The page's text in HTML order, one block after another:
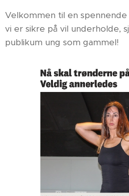
Velkommen til en
vi er sikre på vil underholde,
publikum ung som gammel!